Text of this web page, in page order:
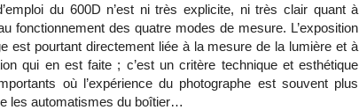
du 600D n’est ni très explicite, ni très clair quant à
fonctionnement des quatre modes de mesure. L’exposition
est pourtant directement liée à la mesure de la lumière et à
qui en est faite ; c’est un critère technique et esthétique
où l’expérience du photographe est souvent plus
les automatismes du boîtier…